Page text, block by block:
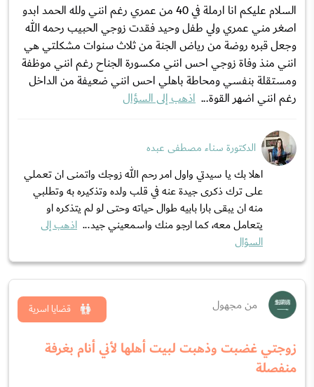
السلام عليكم انا ارملة في 40 من عمري رغم انني ولله الحمد ابدو
اصغر مني عمري ولي طفل وحيد فقدت زوجي الحبيب رحمه الله
وجعل قبره روضة من رياض الجنة من ثلاث سنوات مشكلتي هي
انني منذ وفاة زوجي احس انني مكسورة الجناح رغم انني موظفة
ومستقلة بنفسي ومحاطة باهلي احس انني ضعيفة من الداخل
رغم انني اضهر القوة... اذهب إلى السؤال
الدكتورة سناء مصطفى عبده
اهلا بك يا سيدتي واول امر رحم الله زوجك واتمنى ان تعملي
على ترك ذكرى جيدة عنه في قلب ولده وتذكيره به وتطلبي
منه ان يبقى بارا بابيه طوال حياته وحتى لو لم يتذكره او
يتعامل معه، كما ارجو منك واسمعيني جيد... اذهب إلى
السؤال
من مجهول
زوجتي غضبت وذهبت لبيت أهلها لأني أنام بغرفة
منفصلة
قضايا اسرية